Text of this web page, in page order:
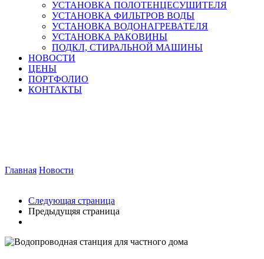
УСТАНОВКА ПОЛОТЕНЦЕСУШИТЕЛЯ
УСТАНОВКА ФИЛЬТРОВ ВОДЫ
УСТАНОВКА ВОДОНАГРЕВАТЕЛЯ
УСТАНОВКА РАКОВИНЫ
ПОДКЛ, СТИРАЛЬНОЙ МАШИНЫ
НОВОСТИ
ЦЕНЫ
ПОРТФОЛИО
КОНТАКТЫ
Главная Новости
Следующая страница
Предыдущяя страница